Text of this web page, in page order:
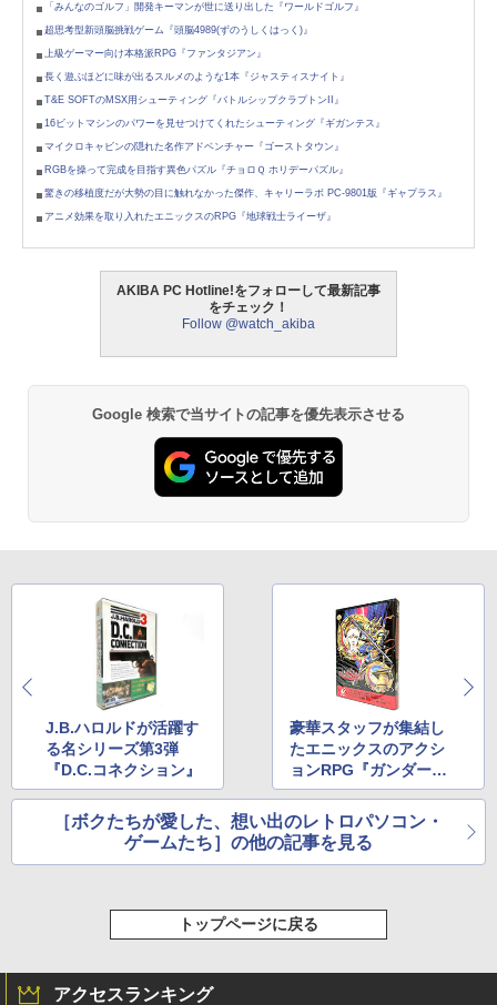
「みんなのゴルフ」開発キーマンが世に送り出した『ワールドゴルフ』
超思考型新頭脳挑戦ゲーム『頭脳4989(ずのうしくはっく)』
上級ゲーマー向け本格派RPG『ファンタジアン』
長く遊ぶほどに味が出るスルメのような1本『ジャスティスナイト』
T&E SOFTのMSX用シューティング『バトルシップクラプトンII』
16ビットマシンのパワーを見せつけてくれたシューティング『ギガンテス』
マイクロキャビンの隠れた名作アドベンチャー『ゴーストタウン』
RGBを操って完成を目指す異色パズル『チョロＱ ホリデーパズル』
驚きの移植度だが大勢の目に触れなかった傑作、キャリーラボ PC-9801版『ギャプラス』
アニメ効果を取り入れたエニックスのRPG『地球戦士ライーザ』
AKIBA PC Hotline!をフォローして最新記事
をチェック！
Follow @watch_akiba
Google 検索で当サイトの記事を優先表示させる
J.B.ハロルドが活躍す
る名シリーズ第3弾
『D.C.コネクション』
豪華スタッフが集結し
たエニックスのアクシ
ョンRPG『ガンダーラ
仏陀の聖戦』
［ボクたちが愛した、想い出のレトロパソコン・
ゲームたち］の他の記事を見る
トップページに戻る
アクセスランキング